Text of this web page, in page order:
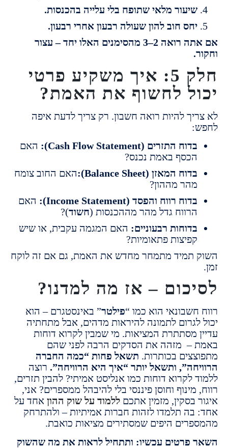
שיעור מלאי שתופח בלי עלייה בהכנסות.
יחס חוב להון שעולה רבעון אחרי רבעון.
אם אתה רואה 2–3 מהסימנים האלו יחד – עצור
חלק 5: איך משקיע פרטי
לחשוף את האמת?
להיות רואה חשבון. רק צריך לדעת איפה
בדוח התזרים (Cash Flow Statement):
האם
הכסף באמת נכנס?
בדוח המאזן (Balance Sheet):
האם החוב צומח
מהר מההון?
בדוח רווח והפסד (Income Statement):
האם
הרווח גדל מהר מההכנסות (חשוד)?
בדוחות רבעוניים:האם המגמה עקבית, או שיש
קפיצות פתאומיות?
תמיד מתמחר מחדש את האמת, גם אם זה לוקח
– אז מה למדנו?
הוא כמו “פילטר ” באינסטגרם –הוא
לתמונה להיראות מדהים, אבל מתחתיה
מסתתרת המציאות.מי שמבין לקרוא דוחות
–מזהה את הסדקים הרבה לפני שהם
בכותרות.תשאל פחות “כמה החברה
ותשאל יותר “איך היא הרוויחה”.רוצה
לקרוא דוחות כמו אנליסט אמיתי? להבין תזרים,
וחוסן פיננסי בלי להיבהל ממספרים? אני,
בסקין, מזמין אתכםללמוד על שוק ההוןאחד על
בה תלמדו לזהות חברות אמיתיות – ולהתרחק
היפים שמסתירים מציאות כואבת.
פרטים עכשיו: ותתחיל לראות את מה שהשוק